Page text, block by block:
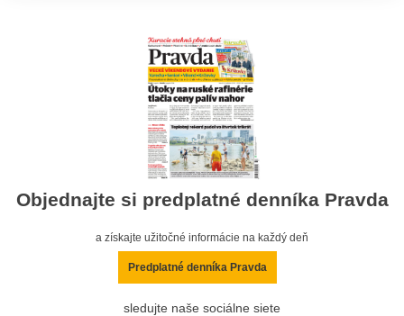
Objednajte si predplatné denníka Pravda
a získajte užitočné informácie na každý deň
Predplatné denníka Pravda
sledujte naše sociálne siete